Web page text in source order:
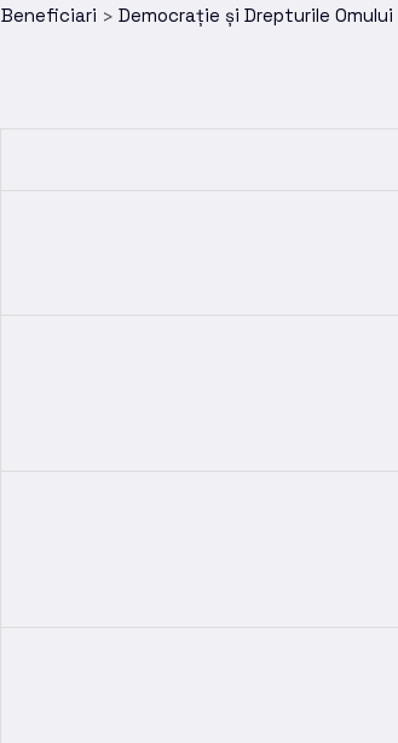
Beneficiari > Democrație și Drepturile Omului